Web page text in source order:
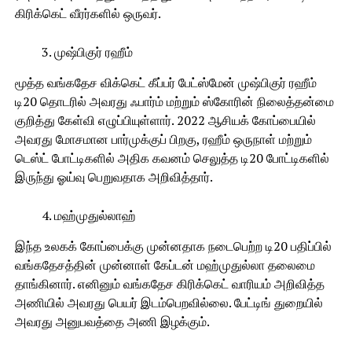
கிரிக்கெட் வீரர்களில் ஒருவர்.
முஷ்பிகுர் ரஹீம்
மூத்த வங்கதேச விக்கெட் கீப்பர் பேட்ஸ்மேன் முஷ்பிகுர் ரஹீம்
டி20 தொடரில் அவரது ஃபார்ம் மற்றும் ஸ்கோரின் நிலைத்தன்மை
குறித்து கேள்வி எழுப்பியுள்ளார். 2022 ஆசியக் கோப்பையில்
அவரது மோசமான பார்முக்குப் பிறகு, ரஹீம் ஒருநாள் மற்றும்
டெஸ்ட் போட்டிகளில் அதிக கவனம் செலுத்த டி20 போட்டிகளில்
இருந்து ஓய்வு பெறுவதாக அறிவித்தார்.
மஹ்முதுல்லாஹ்
இந்த உலகக் கோப்பைக்கு முன்னதாக நடைபெற்ற டி20 பதிப்பில்
வங்கதேசத்தின் முன்னாள் கேப்டன் மஹ்முதுல்லா தலைமை
தாங்கினார். எனினும் வங்கதேச கிரிக்கெட் வாரியம் அறிவித்த
அணியில் அவரது பெயர் இடம்பெறவில்லை. பேட்டிங் துறையில்
அவரது அனுபவத்தை அணி இழக்கும்.